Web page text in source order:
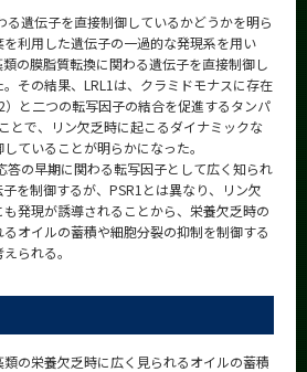
る遺伝子を直接制御しているかどうかを明ら
利用した遺伝子の一過的な発現系を用い
の膜脂質転換に関わる遺伝子を直接制御し
その結果、LRL1は、クラミドモナスに存在
と二つの転写因子の結合を促進するタンパ
とで、リン欠乏時に起こるダイナミックな
ていることが明らかになった。
答の早期に関わる転写因子として広く知られ
を制御するが、PSR1とは異なり、リン欠
発現が誘導されることから、栄養欠乏時の
オイルの蓄積や細胞分裂の抑制を制御する
られる。
の栄養欠乏時に広く見られるオイルの蓄積